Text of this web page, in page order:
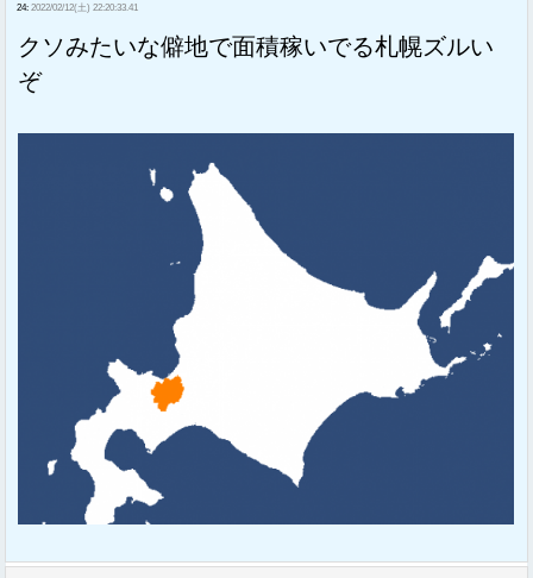
24: 2022/02/12(土) 22:20:33.41
クソみたいな僻地で面積稼いでる札幌ズルい
ぞ